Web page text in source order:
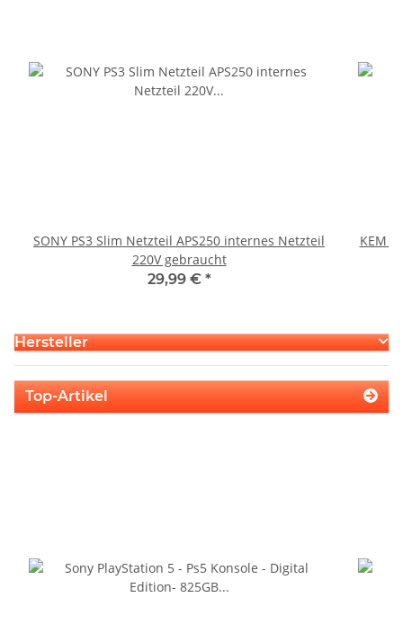
SONY PS3 Slim Netzteil APS250 internes Netzteil
220V gebraucht
29,99 € *
KEM
Hersteller
Top-Artikel